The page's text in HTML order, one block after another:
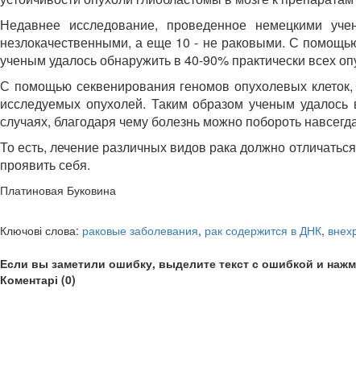
Недавнее исследование, проведенное немецкими
незлокачественными, а еще 10 - не раковыми. С
ученым удалось обнаружить в 40-90% практически всех
С помощью секвенирования геномов опухолевых
исследуемых опухолей. Таким образом ученым
случаях, благодаря чему болезнь можно побороть
То есть, лечение различных видов рака должно
проявить себя.
Платиновая Буковина
Ключові слова: раковые заболевания, рак содержится в ДНК,
Если вы заметили ошибку, выделите текст с ошибкой и
Коментарі (0)